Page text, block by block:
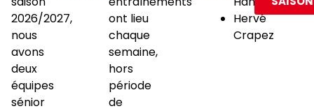
2026/2027,
nous
avons
deux
équipes
sénior
ont lieu
chaque
semaine,
hors
période
de
Hervé
Crapez